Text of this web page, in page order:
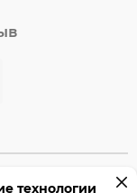
защищены.
технологии